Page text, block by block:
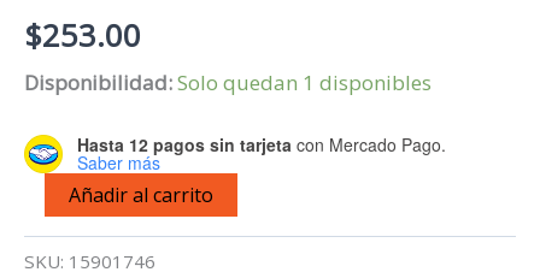
$253.00
Disponibilidad:Solo quedan 1 disponibles
Hasta 12 pagos sin tarjeta con Mercado Pago.
Saber más
Neoplex
Tratamiento
bacteriano
Añadir al carrito
SKU: 15901746